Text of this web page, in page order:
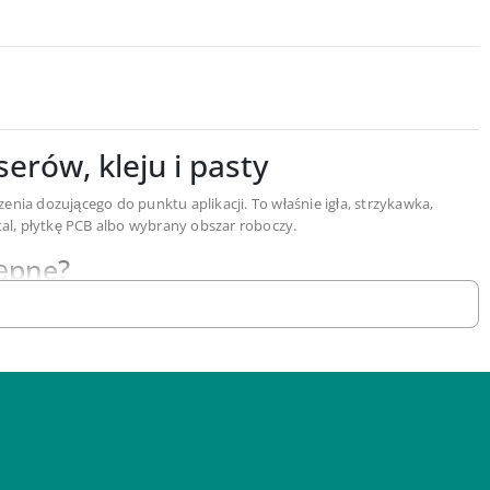
kleju i pasty
dozującego do punktu aplikacji. To właśnie igła, strzykawka,
płytkę PCB albo wybrany obszar roboczy.